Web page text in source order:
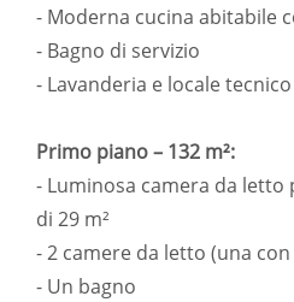
- Moderna cucina abitabile
- Bagno di servizio
- Lavanderia e locale tecnico
Primo piano – 132 m²:
- Luminosa camera da letto
di 29 m²
- 2 camere da letto (una
- Un bagno